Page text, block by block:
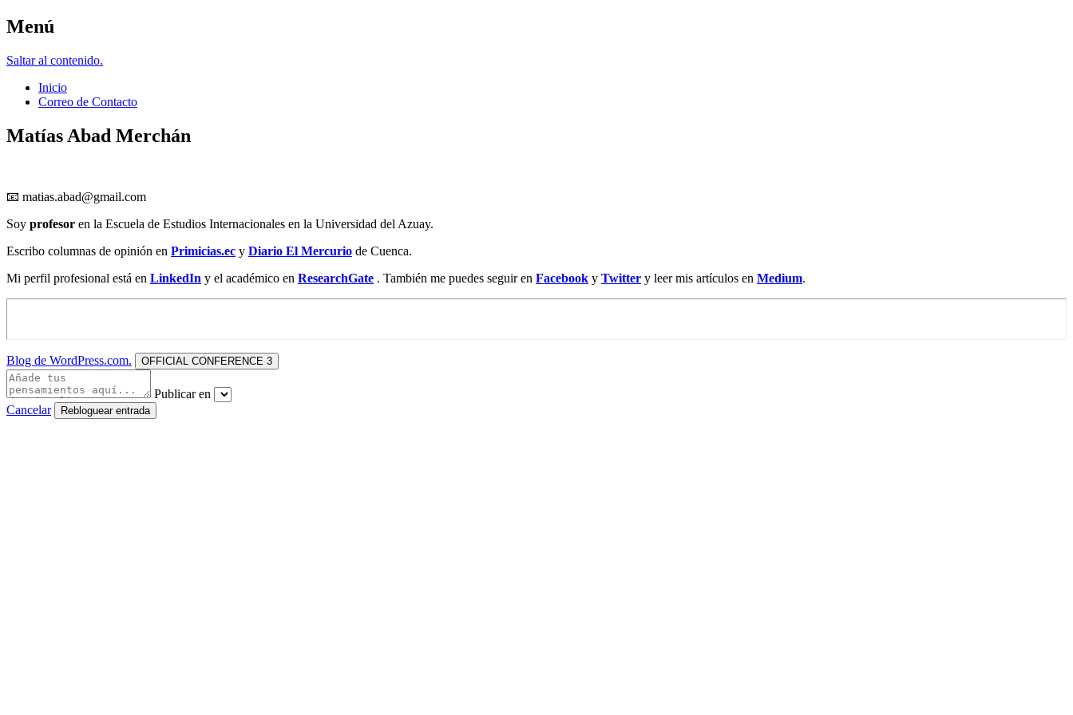
Menú
Saltar al contenido.
Inicio
Correo de Contacto
Matías Abad Merchán
📧 matias.abad@gmail.com
Soy profesor en la Escuela de Estudios Internacionales en la Universidad del Azuay.
Escribo columnas de opinión en Primicias.ec y Diario El Mercurio de Cuenca.
Mi perfil profesional está en LinkedIn y el académico en ResearchGate . También me puedes seguir en Facebook y Twitter y leer mis artículos en Medium.
Blog de WordPress.com. OFFICIAL CONFERENCE 3
Publicar en
Cancelar